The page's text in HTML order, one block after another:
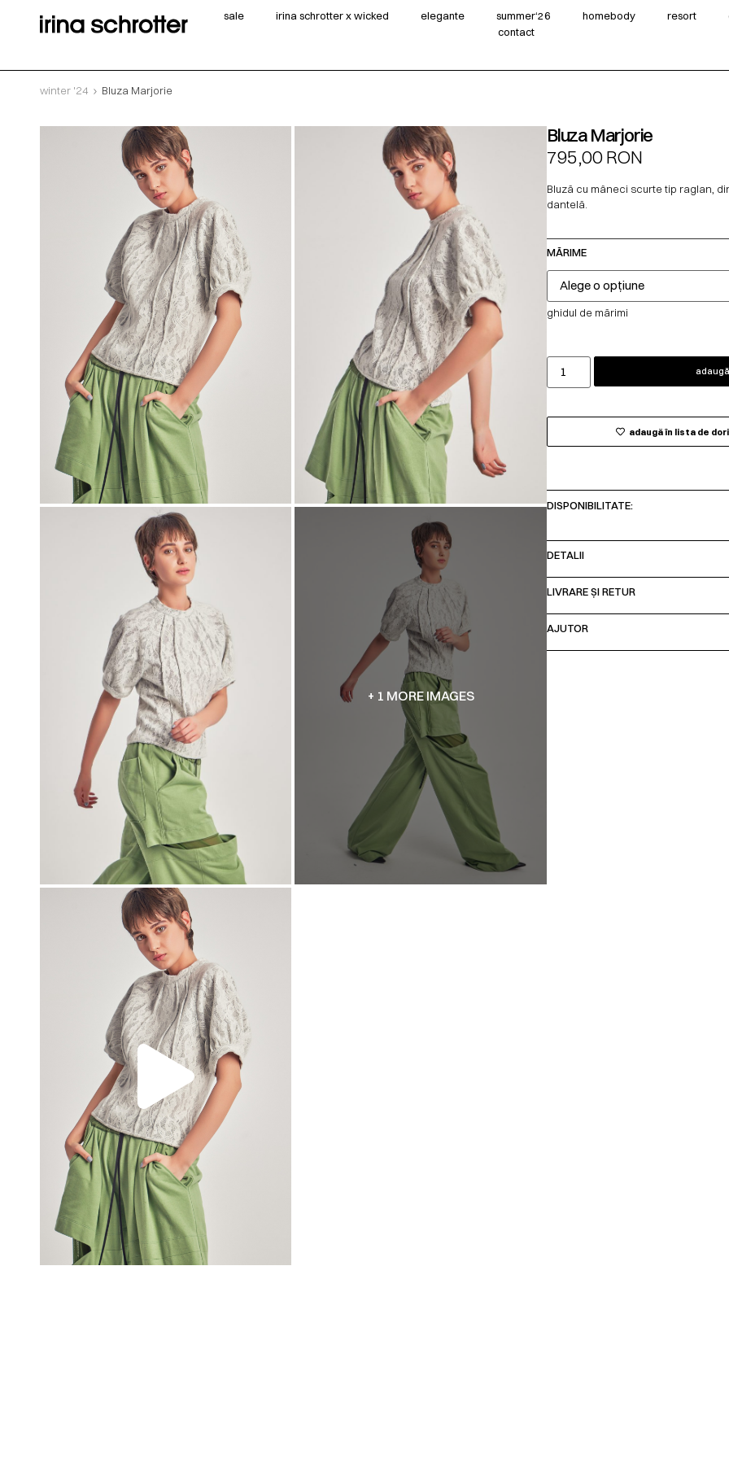
sale irina schrotter x wicked elegante summer‘26 homebody resort
contact
winter '24 Bluza Marjorie
+ 1 MORE IMAGES
00:00
Bluza Marjorie
795,00RON
Bluză cu mâneci scurte tip raglan,
dantelă.
MĂRIME
ghidul de mărimi
adaugă în lista de
DISPONIBILITATE:
DETALII
LIVRARE ȘI RETUR
AJUTOR